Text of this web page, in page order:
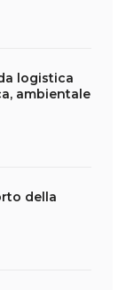
logistica
ambientale
della